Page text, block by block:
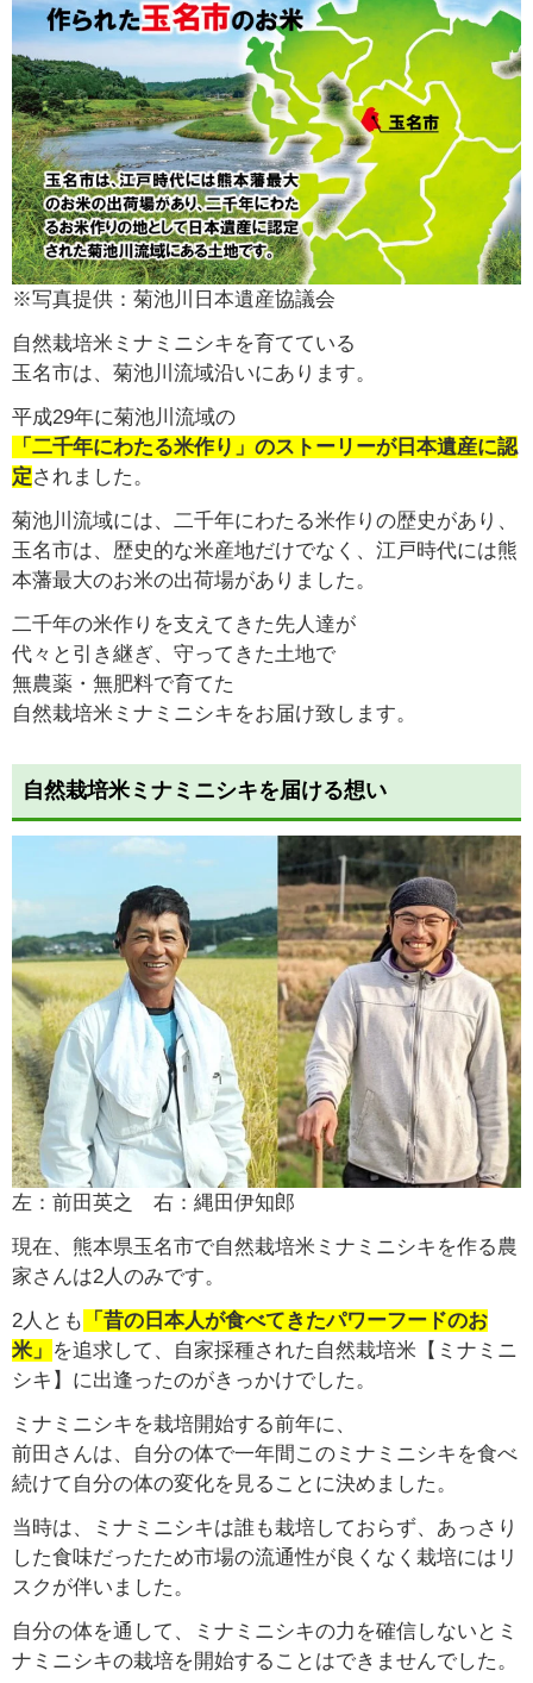
※写真提供：菊池川日本遺産協議会
自然栽培米ミナミニシキを育てている
玉名市は、菊池川流域沿いにあります。
平成29年に菊池川流域の
「二千年にわたる米作り」のストーリーが日本遺産に認
定されました。
菊池川流域には、二千年にわたる米作りの歴史があり、
玉名市は、歴史的な米産地だけでなく、江戸時代には熊
本藩最大のお米の出荷場がありました。
二千年の米作りを支えてきた先人達が
代々と引き継ぎ、守ってきた土地で
無農薬・無肥料で育てた
自然栽培米ミナミニシキをお届け致します。
自然栽培米ミナミニシキを届ける想い
左：前田英之 右：縄田伊知郎
現在、熊本県玉名市で自然栽培米ミナミニシキを作る農
家さんは2人のみです。
2人とも
「昔の日本人が食べてきたパワーフードのお
米」 を追求して、自家採種された自然栽培米【ミナミニ
シキ】に出逢ったのがきっかけでした。
ミナミニシキを栽培開始する前年に、
前田さんは、自分の体で一年間このミナミニシキを食べ
続けて自分の体の変化を見ることに決めました。
当時は、ミナミニシキは誰も栽培しておらず、あっさり
した食味だったため市場の流通性が良くなく栽培にはリ
スクが伴いました。
自分の体を通して、ミナミニシキの力を確信しないとミ
ナミニシキの栽培を開始することはできませんでした。